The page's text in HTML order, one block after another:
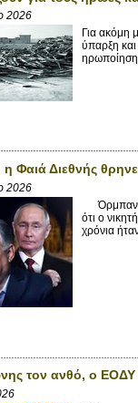
2026
Για ακόμη
ύπαρξη
ηρωποίηση
Φαιά Διεθνής
2026
Όρμπαν
ότι ο
χρόνια
τον ανθό, ο